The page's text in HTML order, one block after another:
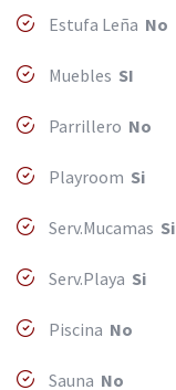
Estufa Leña No
Muebles SI
Parrillero No
Playroom Si
Serv.Mucamas Si
Serv.Playa Si
Piscina No
Sauna No